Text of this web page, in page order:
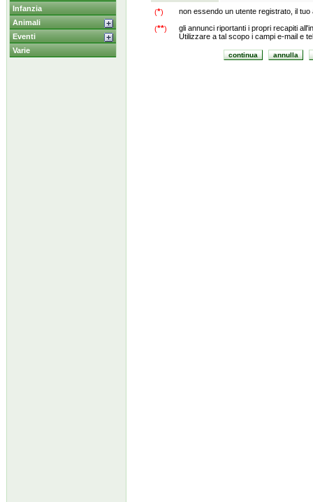
Infanzia
Animali
Eventi
Varie
(*) non essendo un utente registrato, il
(**)
gli annunci riportanti i propri recapiti
Utilizzare a tal scopo i campi e-mail e